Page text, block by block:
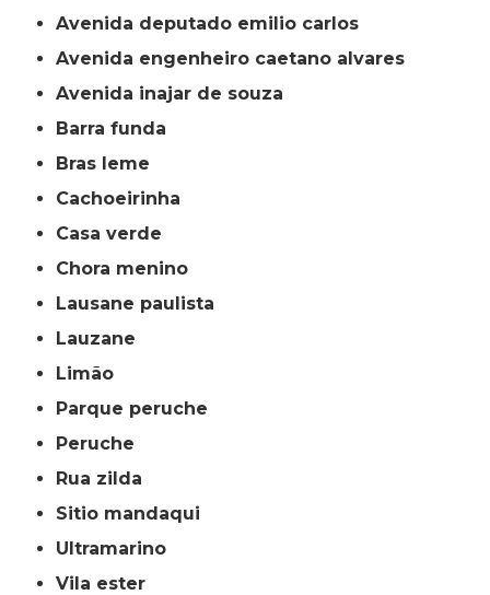
avenida deputado emilio carlos
avenida engenheiro caetano alvares
avenida inajar de souza
barra funda
bras leme
cachoeirinha
casa verde
chora menino
lausane paulista
lauzane
limão
parque peruche
peruche
rua zilda
sitio mandaqui
ultramarino
vila ester